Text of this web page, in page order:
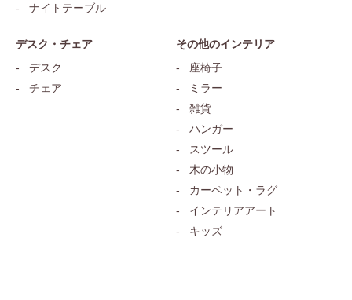
ナイトテーブル
デスク・チェア
デスク
チェア
その他のインテリア
座椅子
ミラー
雑貨
ハンガー
スツール
木の小物
カーペット・ラグ
インテリアアート
キッズ